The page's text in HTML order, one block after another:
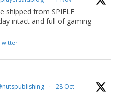
shipped from SPIELE
intact and full of gaming
· 28 Oct